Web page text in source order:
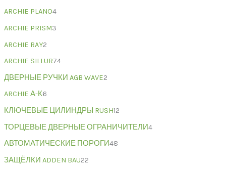
ARCHIE PLANO4
ARCHIE PRISM3
ARCHIE RAY2
ARCHIE SILLUR74
ДВЕРНЫЕ РУЧКИ AGB WAVE2
ARCHIE А-К6
КЛЮЧЕВЫЕ ЦИЛИНДРЫ RUSH12
ТОРЦЕВЫЕ ДВЕРНЫЕ ОГРАНИЧИТЕЛИ4
АВТОМАТИЧЕСКИЕ ПОРОГИ48
ЗАЩЁЛКИ ADDEN BAU22